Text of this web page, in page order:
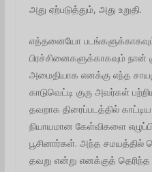
அது ஏற்படுத்தும், அது உறுதி.
எத்தனையோ
பிரச்சினைகளுக்காகவும்
அமைதியாக எனக்கு எந்த
காடுவெட்டி குரு அவர்கள்
தவறாக திரைப்படத்தில்
நியாயமான கேள்விகளை
பூசினார்கள். அந்த
தவறு என்று எனக்குத்